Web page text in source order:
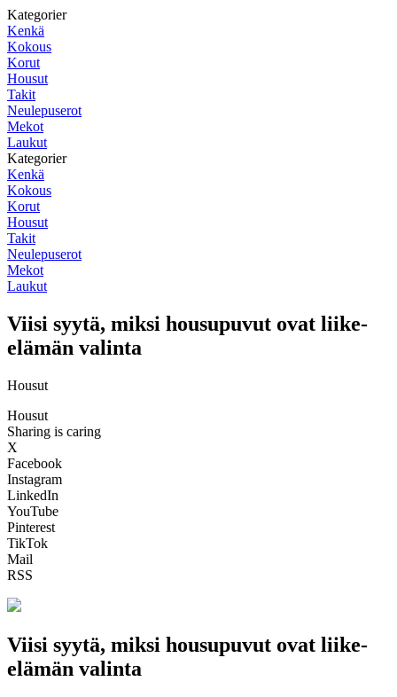
Kategorier
Kenkä
Kokous
Korut
Housut
Takit
Neulepuserot
Mekot
Laukut
Kategorier
Kenkä
Kokous
Korut
Housut
Takit
Neulepuserot
Mekot
Laukut
Viisi syytä, miksi housupuvut ovat liike-
elämän valinta
Housut
Housut
Sharing is caring
X
Facebook
Instagram
LinkedIn
YouTube
Pinterest
TikTok
Mail
RSS
Viisi syytä, miksi housupuvut ovat liike-
elämän valinta